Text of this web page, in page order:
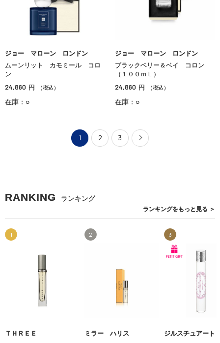
ジョー マローン ロンドン
ムーンリット カモミール コロ
ン
24,860 円 （税込）
在庫：○
ジョー マローン ロンドン
ブラックベリー＆ベイ コロン
（１００ｍＬ）
24,860 円 （税込）
在庫：○
1 2 3
RANKING ランキング
ランキングをもっと見る ＞
1
ＴＨＲＥＥ
2
ミラー ハリス
3
ジルスチュアート